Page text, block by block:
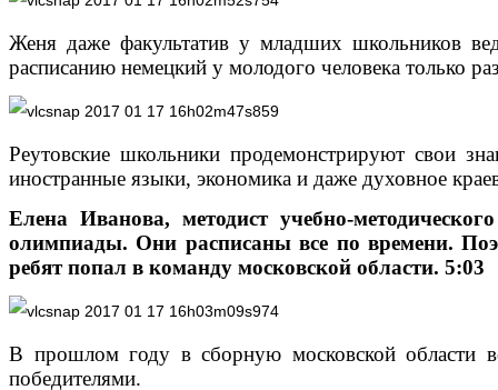
Женя даже факультатив у младших школьников
расписанию немецкий у молодого человека только
Реутовские школьники продемонстрируют свои
иностранные языки, экономика и даже духовное
Елена Иванова, методист учебно-
олимпиады. Они расписаны все по времени.
ребят попал в команду московской области. 5:03
В прошлом году в сборную московской области
победителями.